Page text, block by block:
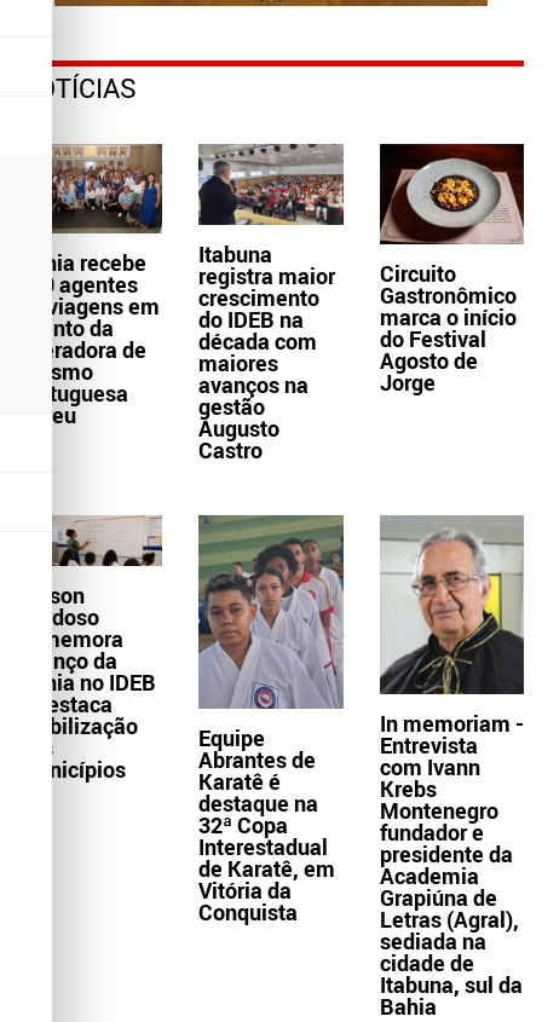
NOTÍCIAS
Bahia recebe
300 agentes
de viagens em
evento da
operadora de
turismo
portuguesa
Abreu
Itabuna
registra maior
crescimento
do IDEB na
década com
maiores
avanços na
gestão
Augusto
Castro
Circuito
Gastronômico
marca o início
do Festival
Agosto de
Jorge
Wilson
Cardoso
comemora
avanço da
Bahia no IDEB
e destaca
mobilização
dos
municípios
Equipe
Abrantes de
Karatê é
destaque na
32ª Copa
Interestadual
de Karatê, em
Vitória da
Conquista
In memoriam -
Entrevista
com Ivann
Krebs
Montenegro
fundador e
presidente da
Academia
Grapiúna de
Letras (Agral),
sediada na
cidade de
Itabuna, sul da
Bahia